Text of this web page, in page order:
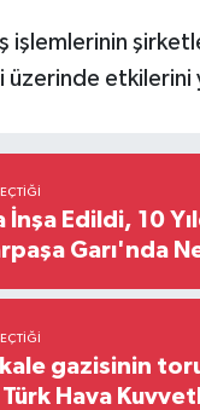
işlemlerinin
etkilerini
İnşa Edildi, 10
Garı'nda
gazisinin
Hava